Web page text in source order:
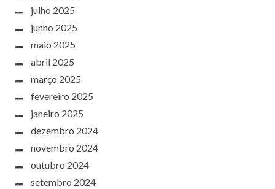
julho 2025
junho 2025
maio 2025
abril 2025
março 2025
fevereiro 2025
janeiro 2025
dezembro 2024
novembro 2024
outubro 2024
setembro 2024